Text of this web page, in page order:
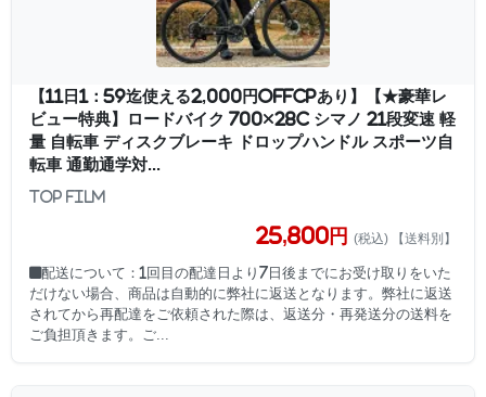
【11日1：59迄使える2,000円OFFcpあり】【★豪華レ
ビュー特典】ロードバイク 700×28c シマノ 21段変速 軽
量 自転車 ディスクブレーキ ドロップハンドル スポーツ自
転車 通勤通学対...
TOP FILM
25,800円 (税込) 【送料別】
■配送について：1回目の配達日より7日後までにお受け取りをいた
だけない場合、商品は自動的に弊社に返送となります。弊社に返送
されてから再配達をご依頼された際は、返送分・再発送分の送料を
ご負担頂きます。ご...